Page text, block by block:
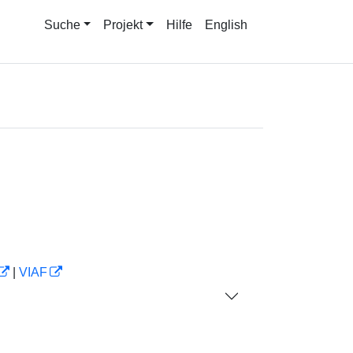
Suche Projekt Hilfe English
VIAF